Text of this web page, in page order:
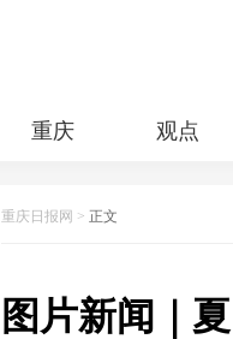
重庆 观点
重庆日报网 > 正文
图片新闻｜